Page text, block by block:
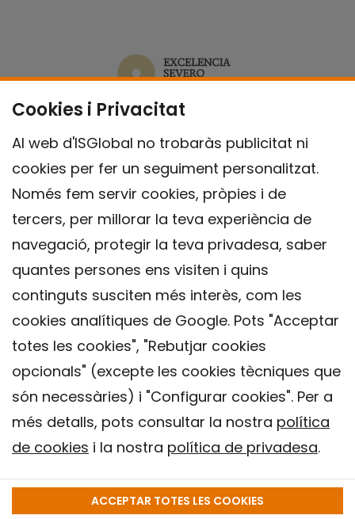
Cookies i Privacitat
Al web d'ISGlobal no trobaràs publicitat ni
cookies per fer un seguiment personalitzat.
Només fem servir cookies, pròpies i de
tercers, per millorar la teva experiència de
navegació, protegir la teva privadesa, saber
quantes persones ens visiten i quins
continguts susciten més interès, com les
cookies analítiques de Google. Pots "Acceptar
totes les cookies", "Rebutjar cookies
opcionals" (excepte les cookies tècniques que
són necessàries) i "Configurar cookies". Per a
més detalls, pots consultar la nostra política
de cookies i la nostra política de privadesa.
ACCEPTAR TOTES LES COOKIES
Contacte
Política de privacitat
Política de Cookies
Institut de Salut Global de Barcelona (ISGlobal), 2018.